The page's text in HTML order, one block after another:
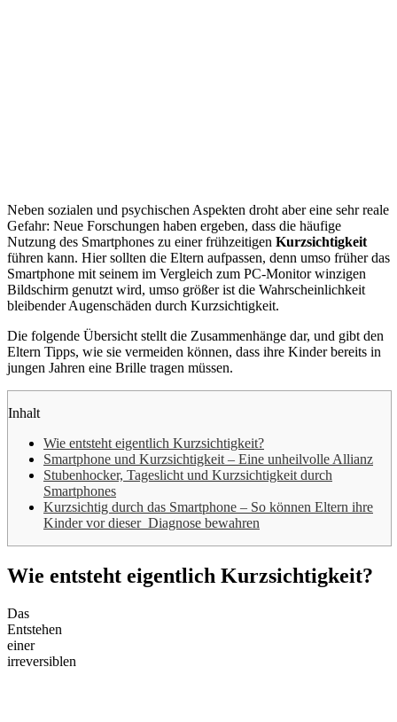
Neben sozialen und psychischen Aspekten droht aber eine sehr reale
Gefahr: Neue Forschungen haben ergeben, dass die häufige
Nutzung des Smartphones zu einer frühzeitigen Kurzsichtigkeit
führen kann. Hier sollten die Eltern aufpassen, denn umso früher das
Smartphone mit seinem im Vergleich zum PC-Monitor winzigen
Bildschirm genutzt wird, umso größer ist die Wahrscheinlichkeit
bleibender Augenschäden durch Kurzsichtigkeit.
Die folgende Übersicht stellt die Zusammenhänge dar, und gibt den
Eltern Tipps, wie sie vermeiden können, dass ihre Kinder bereits in
jungen Jahren eine Brille tragen müssen.
Inhalt
Wie entsteht eigentlich Kurzsichtigkeit?
Smartphone und Kurzsichtigkeit – Eine unheilvolle Allianz
Stubenhocker, Tageslicht und Kurzsichtigkeit durch
Smartphones
Kurzsichtig durch das Smartphone – So können Eltern ihre
Kinder vor dieser Diagnose bewahren
Wie entsteht eigentlich Kurzsichtigkeit?
Das
Entstehen
einer
irreversiblen